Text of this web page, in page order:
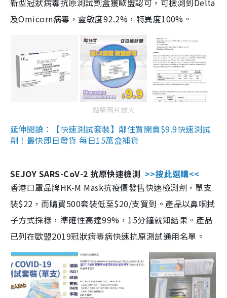
新型冠狀病毒抗原測試劑盒獲歐盟認可，可檢測到Delta
及Omicorn病毒，靈敏度92.2%，特異度100%。
點擊圖片放大
延伸閱讀：【快速測試套裝】鄰住買開賣$9.9快速測試
劑！最快即日發貨 每日15萬盒補貨
SEJOY SARS-CoV-2 抗原快速檢測 >>按此選購<<
香港口罩品牌HK-M Mask抗疫價發售快速檢測劑，單支
裝$22，而購買500套裝低至$20/支買到。產品以鼻咽拭
子方式採樣，準確性高達99%，15分鐘就知結果。產品
已列在歐盟2019冠狀病毒病快速抗原測試通用名單。